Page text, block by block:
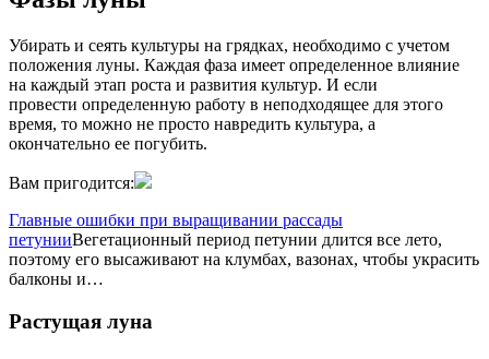
Убирать и сеять культуры на грядках, необходимо с учетом
положения луны. Каждая фаза имеет определенное влияние
на каждый этап роста и развития культур. И если
провести определенную работу в неподходящее для этого
время, то можно не просто навредить культура, а
окончательно ее погубить.
Вам пригодится:
Главные ошибки при выращивании рассады
петунииВегетационный период петунии длится все лето,
поэтому его высаживают на клумбах, вазонах, чтобы украсить
балконы и…
Растущая луна